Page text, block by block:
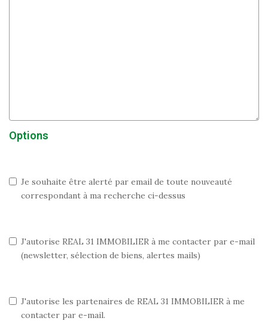
Options
Je souhaite être alerté par email de toute nouveauté
correspondant à ma recherche ci-dessus
J'autorise REAL 31 IMMOBILIER à me contacter par e-mail
(newsletter, sélection de biens, alertes mails)
J'autorise les partenaires de REAL 31 IMMOBILIER à me
contacter par e-mail.